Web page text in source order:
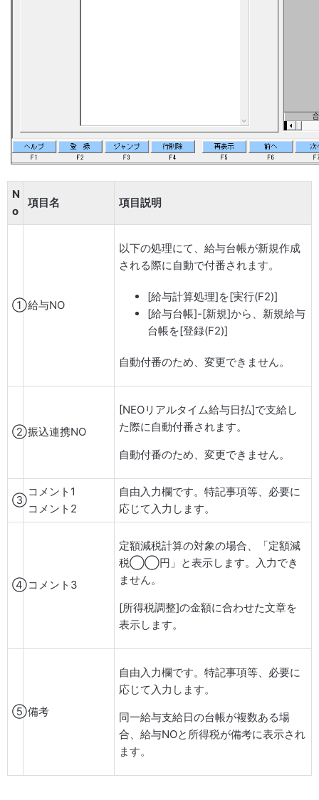
N
o
項目名 項目説明
①給与NO
以下の処理にて、給与台帳が新規作成
される際に自動で付番されます。
[給与計算処理]を[実行(F2)]
[給与台帳]-[新規]から、新規給与
台帳を[登録(F2)]
自動付番のため、変更できません。
②振込連携NO
[NEOリアルタイム給与日払]で支給し
た際に自動付番されます。
自動付番のため、変更できません。
③
コメント1
コメント2
自由入力欄です。特記事項等、必要に
応じて入力します。
④コメント3
定額減税計算の対象の場合、「定額減
税◯◯円」と表示します。入力でき
ません。
[所得税調整]の金額に合わせた文章を
表示します。
⑤備考
自由入力欄です。特記事項等、必要に
応じて入力します。
同一給与支給日の台帳が複数ある場
合、給与NOと所得税が備考に表示され
ます。